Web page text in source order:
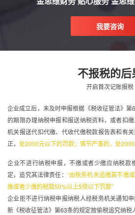
我要咨询
不报税的后
开启首次记账报税
企业成立后，未及时申报根据《税收征管法》第
的期限办理纳税申报和报送纳税资料，或者扣
机关报送代扣代缴、代收代缴税款报告表和有
正， 处2000元以下的罚款；情节严重的，处
企业不进行纳税申报，不缴或者少缴应纳税款
定，追究其法律责任： “由税务机关追缴其不缴
缴或者少缴的税款50%以上5倍以下罚款”
企业拒不进行纳税申报纳税人经税务机关通知
新《税收征管法》第63条的规定按偷税追究纳税